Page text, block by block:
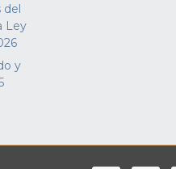
del
Ley
y